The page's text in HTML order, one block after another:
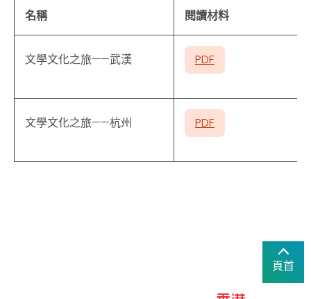
名稱 閱讀材料
文學文化之旅——武漢 PDF
文學文化之旅——杭州 PDF
頁首